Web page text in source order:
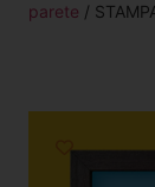
parete /